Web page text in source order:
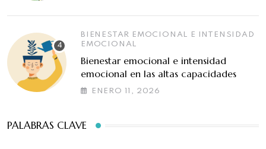
BIENESTAR EMOCIONAL E INTENSIDAD
EMOCIONAL
Bienestar emocional e intensidad
emocional en las altas capacidades
ENERO 11, 2026
PALABRAS CLAVE